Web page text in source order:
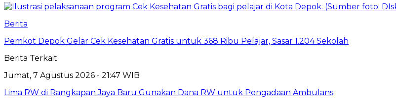
Berita
Pemkot Depok Gelar Cek Kesehatan Gratis untuk 368 Ribu Pelajar, Sasar 1.204 Sekolah
Berita Terkait
Jumat, 7 Agustus 2026 - 21:47 WIB
Lima RW di Rangkapan Jaya Baru Gunakan Dana RW untuk Pengadaan Ambulans